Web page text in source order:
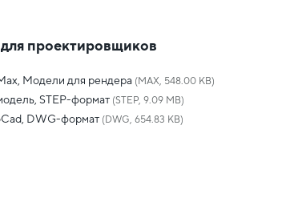
проектировщиков
Модели для рендера(MAX, 548.00 KB)
STEP-формат(STEP, 9.09 MB)
DWG-формат(DWG, 654.83 KB)